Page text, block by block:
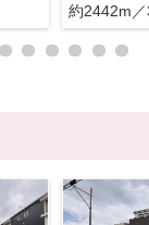
約2442m